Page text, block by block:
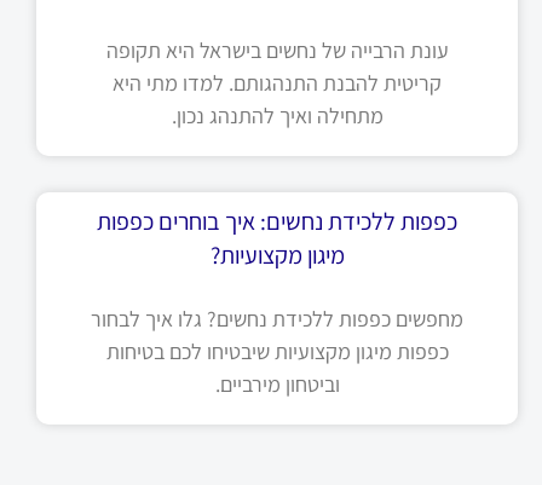
עונת הרבייה של נחשים בישראל היא תקופה
קריטית להבנת התנהגותם. למדו מתי היא
מתחילה ואיך להתנהג נכון.
כפפות ללכידת נחשים: איך בוחרים כפפות
מיגון מקצועיות?
מחפשים כפפות ללכידת נחשים? גלו איך לבחור
כפפות מיגון מקצועיות שיבטיחו לכם בטיחות
וביטחון מירביים.